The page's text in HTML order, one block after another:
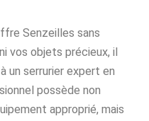
Senzeilles sans
vos objets précieux, il
un serrurier expert en
possède non
approprié, mais